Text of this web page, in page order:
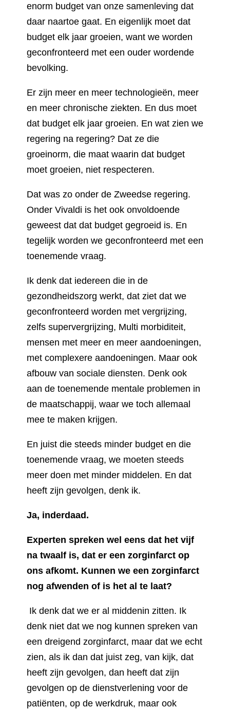
enorm budget van onze samenleving dat
daar naartoe gaat. En eigenlijk moet dat
budget elk jaar groeien, want we worden
geconfronteerd met een ouder wordende
bevolking.
Er zijn meer en meer technologieën, meer
en meer chronische ziekten. En dus moet
dat budget elk jaar groeien. En wat zien we
regering na regering? Dat ze die
groeinorm, die maat waarin dat budget
moet groeien, niet respecteren.
Dat was zo onder de Zweedse regering.
Onder Vivaldi is het ook onvoldoende
geweest dat dat budget gegroeid is. En
tegelijk worden we geconfronteerd met een
toenemende vraag.
Ik denk dat iedereen die in de
gezondheidszorg werkt, dat ziet dat we
geconfronteerd worden met vergrijzing,
zelfs supervergrijzing, Multi morbiditeit,
mensen met meer en meer aandoeningen,
met complexere aandoeningen. Maar ook
afbouw van sociale diensten. Denk ook
aan de toenemende mentale problemen in
de maatschappij, waar we toch allemaal
mee te maken krijgen.
En juist die steeds minder budget en die
toenemende vraag, we moeten steeds
meer doen met minder middelen. En dat
heeft zijn gevolgen, denk ik.
Ja, inderdaad.
Experten spreken wel eens dat het vijf
na twaalf is, dat er een zorginfarct op
ons afkomt. Kunnen we een zorginfarct
nog afwenden of is het al te laat?
Ik denk dat we er al middenin zitten. Ik
denk niet dat we nog kunnen spreken van
een dreigend zorginfarct, maar dat we echt
zien, als ik dan dat juist zeg, van kijk, dat
heeft zijn gevolgen, dan heeft dat zijn
gevolgen op de dienstverlening voor de
patiënten, op de werkdruk, maar ook